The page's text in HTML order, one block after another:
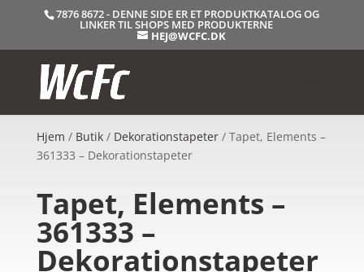
7876 8672 - DENNE SIDE ER ET PRODUKTKATALOG OG
LINKER TIL SHOPS MED PRODUKTERNE
HEJ@WCFC.DK
Hjem / Butik/ Dekorationstapeter/ Tapet, Elements –
361333 – Dekorationstapeter
Tapet, Elements –
361333 –
Dekorationstapeter